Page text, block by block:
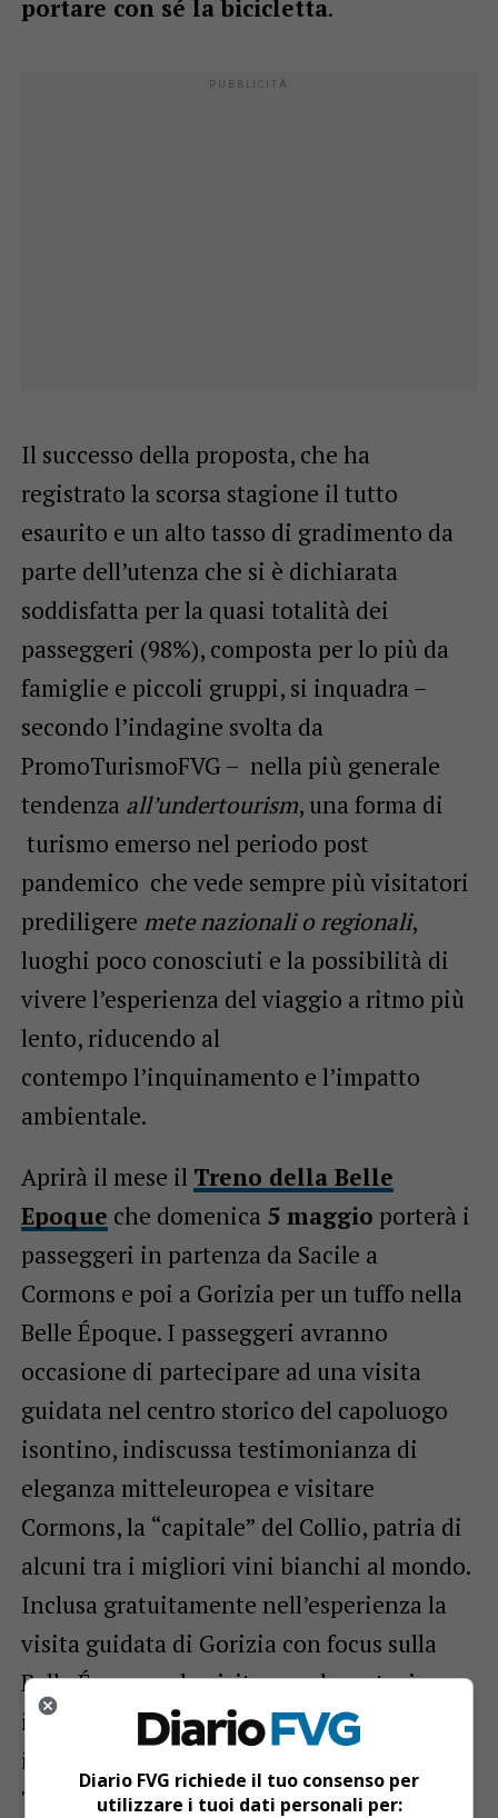
portare con sé la bicicletta.
Il successo della proposta, che ha
registrato la scorsa stagione il tutto
esaurito e un alto tasso di gradimento da
parte dell’utenza che si è dichiarata
soddisfatta per la quasi totalità dei
passeggeri (98%), composta per lo più da
famiglie e piccoli gruppi, si inquadra –
secondo l’indagine svolta da
PromoTurismoFVG – nella più generale
tendenza all’undertourism, una forma di
turismo emerso nel periodo post
pandemico che vede sempre più visitatori
prediligere mete nazionali o regionali,
luoghi poco conosciuti e la possibilità di
vivere l’esperienza del viaggio a ritmo più
lento, riducendo al
contempo l’inquinamento e l’impatto
ambientale.
Aprirà il mese il Treno della Belle
Epoque che domenica 5 maggio porterà i
passeggeri in partenza da Sacile a
Cormons e poi a Gorizia per un tuffo nella
Belle Époque. I passeggeri avranno
occasione di partecipare ad una visita
guidata nel centro storico del capoluogo
isontino, indiscussa testimonianza di
eleganza mitteleuropea e visitare
Cormons, la “capitale” del Collio, patria di
alcuni tra i migliori vini bianchi al mondo.
Inclusa gratuitamente nell’esperienza la
visita guidata di Gorizia con focus sulla
Belle Époque e la visita con degustazione
in una cantina di Cormons (per maggiori
informazioni INFOPOINT DI PORDENONE
Tel. +39 0434 520381;info.pordenone@
Diario FVG richiede il tuo consenso per
utilizzare i tuoi dati personali per: